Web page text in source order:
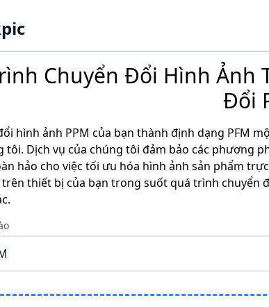
Chuyển Đổi Hình Ảnh
Đổi
hình ảnh PPM của bạn thành định dạng PFM
tôi. Dịch vụ của chúng tôi đảm bảo các phương
hảo cho việc tối ưu hóa hình ảnh sản phẩm
trên thiết bị của bạn trong suốt quá trình chuyển